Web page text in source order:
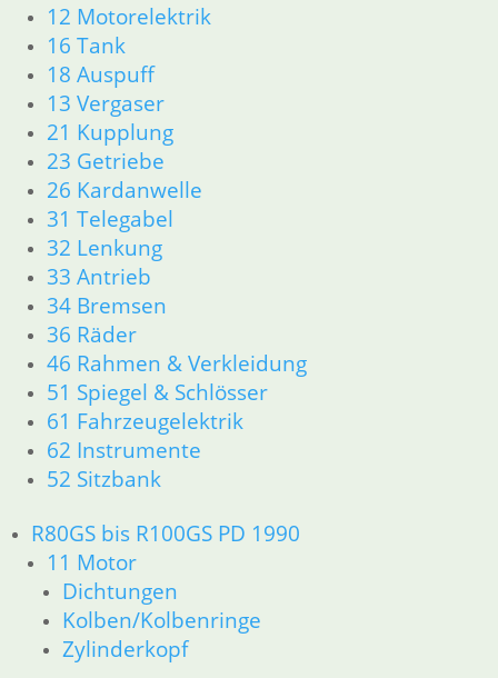
12 Motorelektrik
16 Tank
18 Auspuff
13 Vergaser
21 Kupplung
23 Getriebe
26 Kardanwelle
31 Telegabel
32 Lenkung
33 Antrieb
34 Bremsen
36 Räder
46 Rahmen & Verkleidung
51 Spiegel & Schlösser
61 Fahrzeugelektrik
62 Instrumente
52 Sitzbank
R80GS bis R100GS PD 1990
11 Motor
Dichtungen
Kolben/Kolbenringe
Zylinderkopf
52 Sitzbank
61 Fahrzeugelektrik
62 Instrumente
63 Scheinwerfer
R80/100 R80/100 RT 1980 bis 1984
11 Motor
Dichtungen
Kolben/Kolbenringe
Zylinderkopf
12 Motorelektrik
13 Vergaser
16 Tank
18 Auspuff
21 Kupplung
23 Getriebe
26 Kardanwelle
31 Telegabel
33 Antrieb
32 Lenkung
36 Räder
46 Rahmen & Verkleidung
51 Spiegel & Schlösser
52 Sitzbank
61 Fahrzeugelektrik
62 Instrumente